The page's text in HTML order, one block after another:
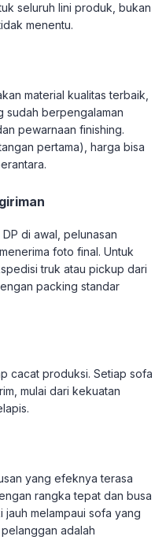
seluruh lini produk, bukan
menentu.
material kualitas terbaik,
sudah berpengalaman
pewarnaan finishing.
pertama), harga bisa
di awal, pelunasan
foto final. Untuk
truk atau pickup dari
packing standar
cacat produksi. Setiap sofa
mulai dari kekuatan
yang efeknya terasa
rangka tepat dan busa
melampaui sofa yang
adalah